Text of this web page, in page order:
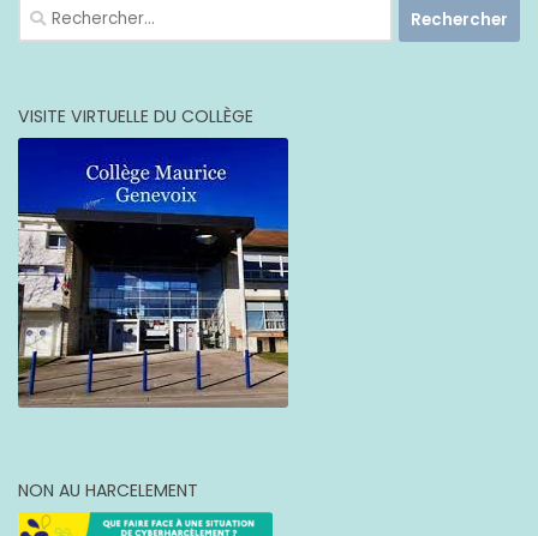
Rechercher :
VISITE VIRTUELLE DU COLLÈGE
NON AU HARCELEMENT